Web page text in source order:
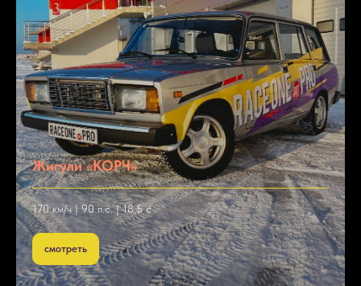
Жигули «КОРЧ»
170 км/ч | 90 л.с. | 18,5 с
смотреть